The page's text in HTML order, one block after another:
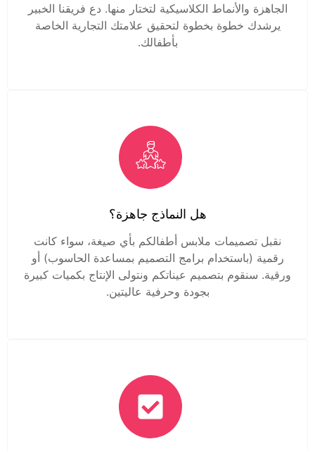
الجاهزة والأنماط الكلاسيكية لتختار منها. دع فريقنا الخبير
يرشدك خطوة بخطوة لتحقيق علامتك التجارية الخاصة
بأطفالك.
هل النماذج جاهزة؟
نقبل تصميمات ملابس أطفالكم بأي صيغة، سواء كانت
رقمية (باستخدام برامج التصميم بمساعدة الحاسوب) أو
ورقية. سنقوم بتصميم عيناتكم ونتولى الإنتاج بكميات كبيرة
بجودة وحرفية عاليتين.